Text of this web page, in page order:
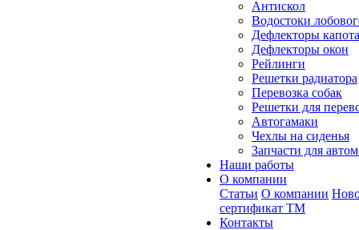
Антискол
Водостоки
Дефлекторы капота
Дефлекторы окон
Рейлинги
Решетки радиатора
Перевозка собак
Решетки для
Автогамаки
Чехлы на сиденья
Запчасти для
Наши работы
О компании
Статьи О компании
сертификат ТМ
Контакты